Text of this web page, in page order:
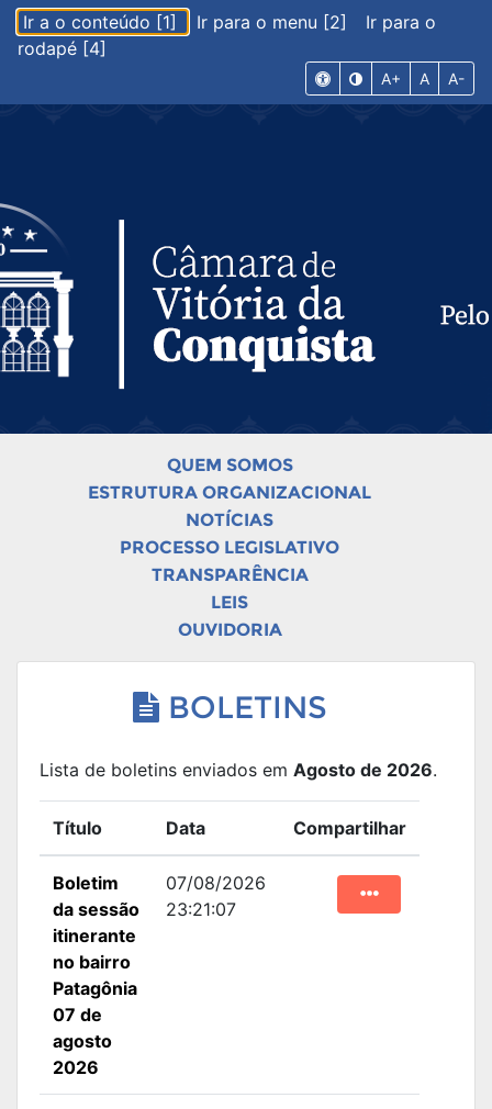
Ir a o conteúdo [1] Ir para o menu [2]
Ir para o
rodapé [4]
A+ A A-
QUEM SOMOS
ESTRUTURA ORGANIZACIONAL
NOTÍCIAS
PROCESSO LEGISLATIVO
TRANSPARÊNCIA
LEIS
OUVIDORIA
BOLETINS
Lista de boletins enviados em Agosto de 2026.
Título Data Compartilhar
Boletim
da sessão
itinerante
no bairro
Patagônia
07 de
agosto
2026
07/08/2026
23:21:07